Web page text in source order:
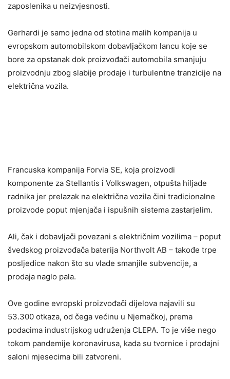
zaposlenika u neizvjesnosti.
Gerhardi je samo jedna od stotina malih kompanija u
evropskom automobilskom dobavljačkom lancu koje se
bore za opstanak dok proizvođači automobila smanjuju
proizvodnju zbog slabije prodaje i turbulentne tranzicije na
električna vozila.
Francuska kompanija Forvia SE, koja proizvodi
komponente za Stellantis i Volkswagen, otpušta hiljade
radnika jer prelazak na električna vozila čini tradicionalne
proizvode poput mjenjača i ispušnih sistema zastarjelim.
Ali, čak i dobavljači povezani s električnim vozilima – poput
švedskog proizvođača baterija Northvolt AB – takođe trpe
posljedice nakon što su vlade smanjile subvencije, a
prodaja naglo pala.
Ove godine evropski proizvođači dijelova najavili su
53.300 otkaza, od čega većinu u Njemačkoj, prema
podacima industrijskog udruženja CLEPA. To je više nego
tokom pandemije koronavirusa, kada su tvornice i prodajni
saloni mjesecima bili zatvoreni.